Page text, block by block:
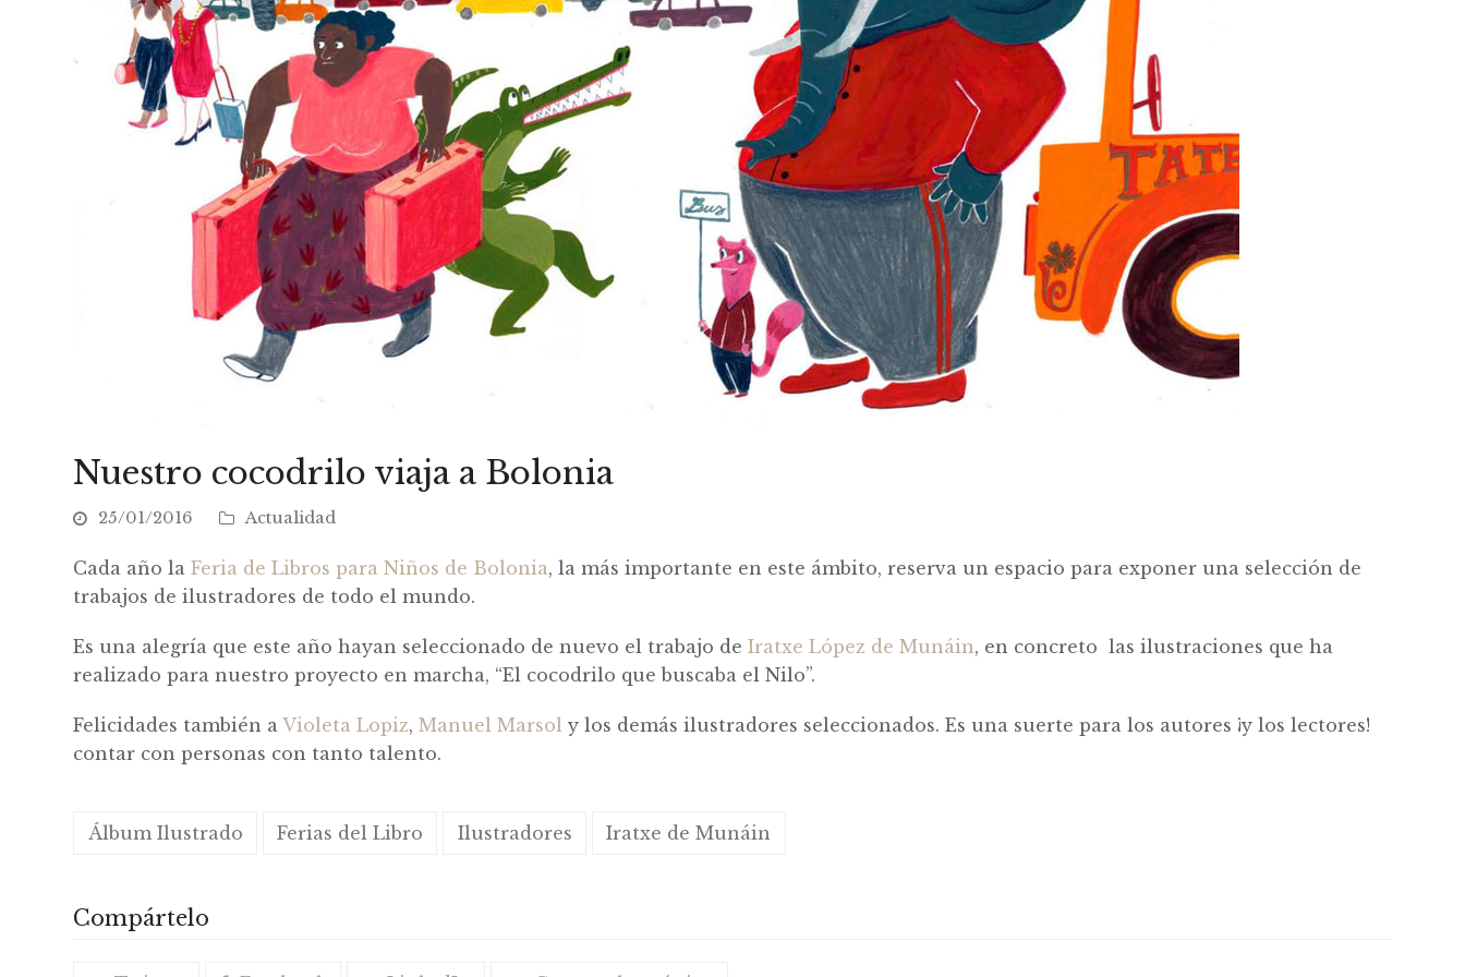
Nuestro cocodrilo viaja a Bolonia
25/01/2016 Actualidad
Cada año laFeria de Libros para Niños de Bolonia, la más importante en este ámbito, reserva un espacio para exponer una selección de
trabajos de ilustradores de todo el mundo.
Es una alegría que este año hayan seleccionado de nuevo el trabajo de Iratxe López de Munáin, en concreto las ilustraciones que ha
realizado para nuestro proyecto en marcha, “El cocodrilo que buscaba el Nilo”.
Felicidades también aVioleta Lopiz,Manuel Marsol y los demás ilustradores seleccionados. Es una suerte para los autores ¡y los lectores!
contar con personas con tanto talento.
Álbum Ilustrado Ferias del Libro Ilustradores Iratxe de Munáin
Compártelo